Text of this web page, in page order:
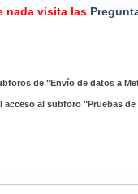
nada visita las
de "Envío de datos a
acceso al subforo "Pruebas